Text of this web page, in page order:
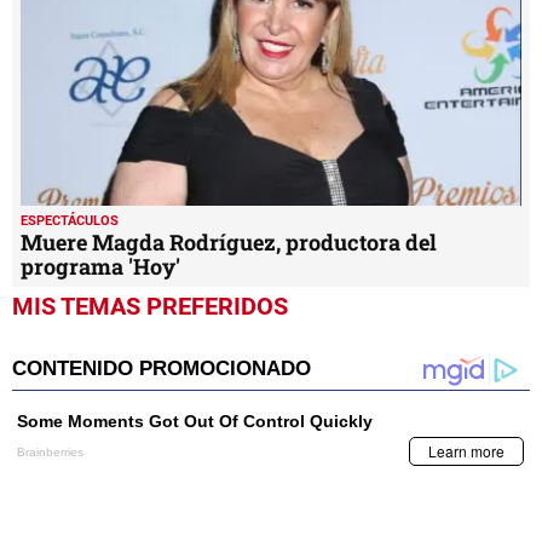
ESPECTÁCULOS
Muere Magda Rodríguez, productora del
programa 'Hoy'
MIS TEMAS PREFERIDOS